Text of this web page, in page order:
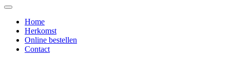
Home
Herkomst
Online bestellen
Contact